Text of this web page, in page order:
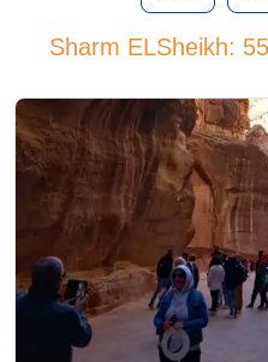
Sharm ELSheikh: